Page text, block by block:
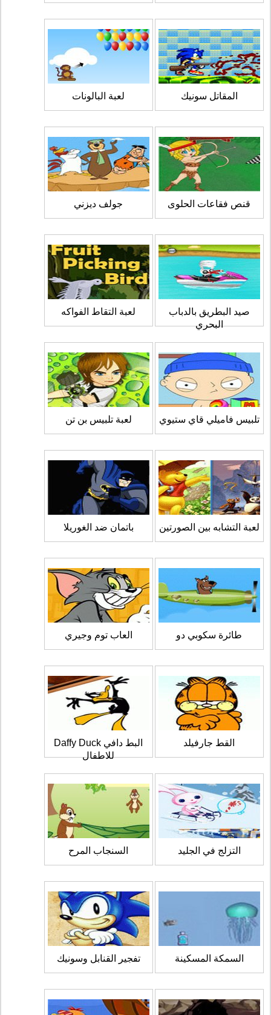
المقاتل سونيك لعبة البالونات
قنص فقاعات الحلوى جولف ديزني
صيد البطريق بالدباب
البحري
لعبة التقاط الفواكه
تلبيس فاميلي قاي ستيوي لعبة تلبيس بن تن
لعبة التشابه بين الصورتين باتمان ضد الغوريلا
طائرة سكوبي دو العاب توم وجيري
القط جارفيلد
البط دافي Daffy Duck
للاطفال
التزلج في الجليد السنجاب المرح
السمكة المسكينة تفجير القنابل وسونيك